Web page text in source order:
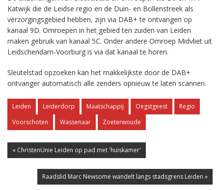
Katwijk die de Leidse regio en de Duin- en Bollenstreek als
verzorgingsgebied hebben, zijn via DAB+ te ontvangen op
kanaal 9D. Omroepen in het gebied ten zuiden van Leiden
maken gebruik van kanaal 5C. Onder andere Omroep Midvliet uit
Leidschendam-Voorburg is via dat kanaal te horen.
Sleutelstad opzoeken kan het makkelijkste door de DAB+
ontvanger automatisch alle zenders opnieuw te laten scannen.
Leiden Leiderdorp Maatschappij Oegstgeest
Regio
Voorschoten
Wassenaar Zoeterwoude
« ChristenUnie Leiden op pad met 'huiskamer'
Raadslid Marc Newsome wandelt langs stadsgrens Leiden »